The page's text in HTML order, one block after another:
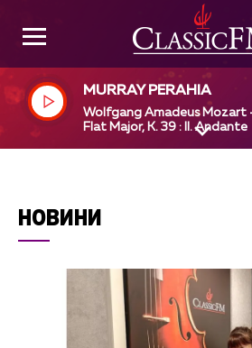
MURRAY PERAHIA
Wolfgang Amadeus Mozart
Flat Major, K. 39 : II. Andante
НОВИНИ